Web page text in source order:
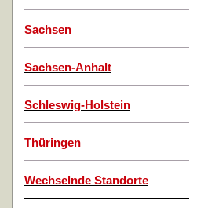
Sachsen
Sachsen-Anhalt
Schleswig-Holstein
Thüringen
Wechselnde Standorte